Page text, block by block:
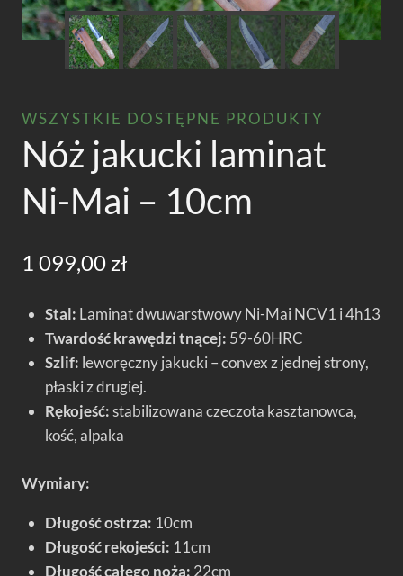
WSZYSTKIE DOSTĘPNE PRODUKTY
Nóż jakucki laminat
Ni-Mai – 10cm
1 099,00 zł
Stal: Laminat dwuwarstwowy Ni-Mai NCV1 i 4h13
Twardość krawędzi tnącej: 59-60HRC
Szlif: leworęczny jakucki – convex z jednej strony,
płaski z drugiej.
Rękojeść:stabilizowana czeczota kasztanowca,
kość, alpaka
Wymiary:
Długość ostrza: 10cm
Długość rekojeści: 11cm
Długość całego noża: 22cm